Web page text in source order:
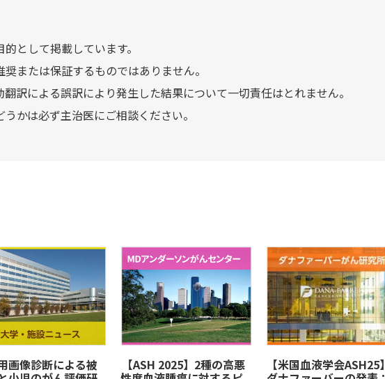
として掲載しています。
または保証するものではありません。
訳による誤訳により発生した結果について一切責任はとれません。
かは必ず主治医にご相談ください。
画像診断による被 ​【ASH 2025】2種の高悪 【米国血液学会ASH25】